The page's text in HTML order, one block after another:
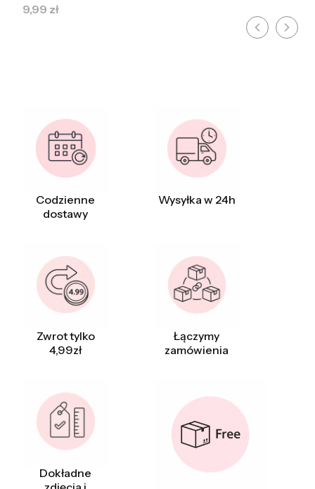
Cena
9,99 zł
Codzienne
dostawy
Wysyłka w 24h
Zwrot tylko
4,99zł
Łączymy
zamówienia
Dokładne